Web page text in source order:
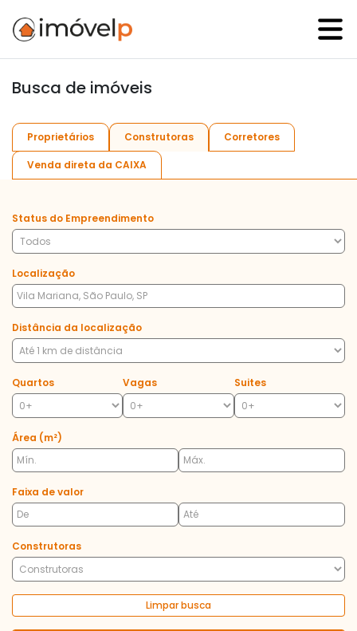
Busca de imóveis
Proprietários Construtoras Corretores
Venda direta da CAIXA
Status do Empreendimento
Localização
Distância da localização
Quartos Vagas Suites
Área (m²)
Faixa de valor
Construtoras
Limpar busca